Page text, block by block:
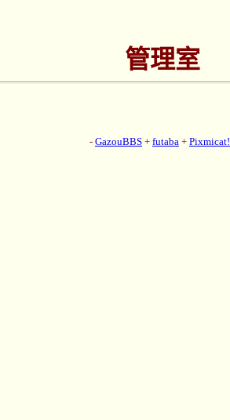
管理室
- GazouBBS + futaba + Pixmicat!